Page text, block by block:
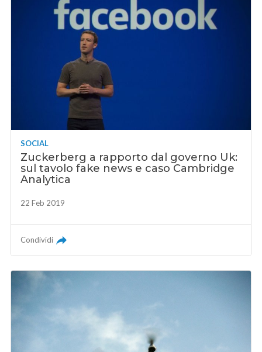
SOCIAL
Zuckerberg a rapporto dal governo Uk:
sul tavolo fake news e caso Cambridge
Analytica
22 Feb 2019
Condividi